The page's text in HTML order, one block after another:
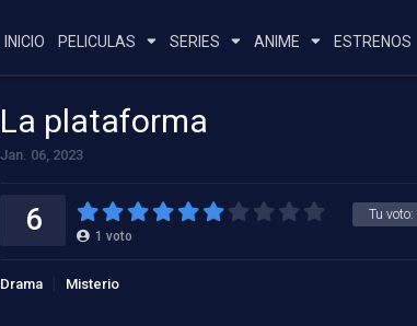
INICIO PELICULAS SERIES ANIME ESTRENOS
La plataforma
Jan. 06, 2023
Tu voto:
6 1 voto
Drama Misterio